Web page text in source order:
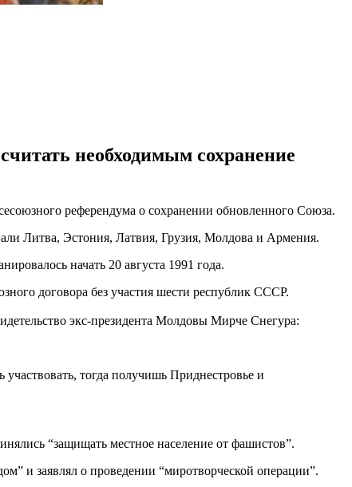
необходимым сохранение
референдума о сохранении обновленного Союза.
Литва, Эстония, Латвия, Грузия, Молдова и Армения.
начать 20 августа 1991 года.
договора без участия шести республик СССР.
экс-президента Молдовы Мирче Снегура:
тогда получишь Приднестровье и
“защищать местное население от фашистов”.
и заявлял о проведении “миротворческой операции”.